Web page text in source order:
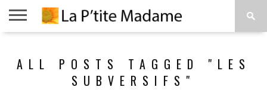
DE
VIVRE
PROPOS
ALL POSTS TAGGED "LES
SUBVERSIFS"